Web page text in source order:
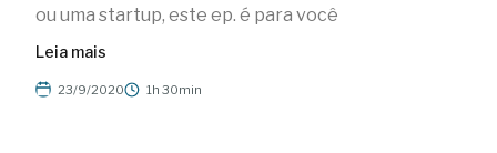
ou uma startup, este ep. é para você
Leia mais
23/9/2020 1h 30min